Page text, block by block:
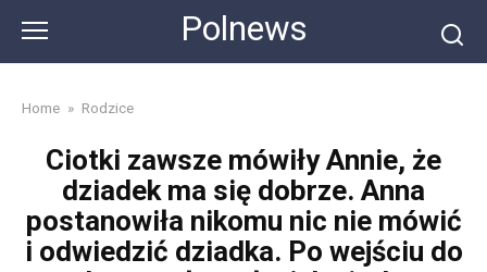
content
Polnews
Home » Rodzice
Ciotki zawsze mówiły Annie, że
dziadek ma się dobrze. Anna
postanowiła nikomu nic nie mówić
i odwiedzić dziadka. Po wejściu do